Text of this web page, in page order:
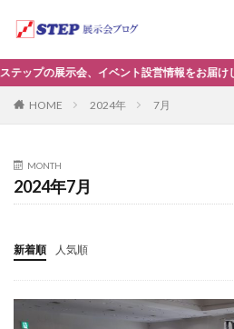
の展示会、イベント設営情報をお届けします！
HOME 2024年 7月
MONTH
2024年7月
新着順 人気順